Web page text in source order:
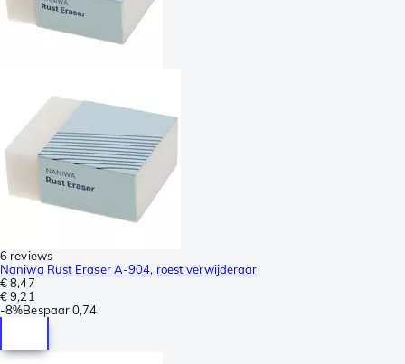
6 reviews
Naniwa Rust Eraser A-904, roest verwijderaar
€ 8,47
€ 9,21
-8%Bespaar0,74